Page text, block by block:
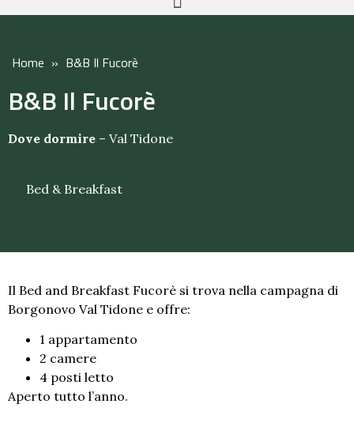
Home » B&B Il Fucorè
B&B Il Fucorè
Dove dormire – Val Tidone
Bed & Breakfast
Il Bed and Breakfast Fucorè si trova nella campagna di
Borgonovo Val Tidone e offre:
1 appartamento
2 camere
4 posti letto
Aperto tutto l’anno.